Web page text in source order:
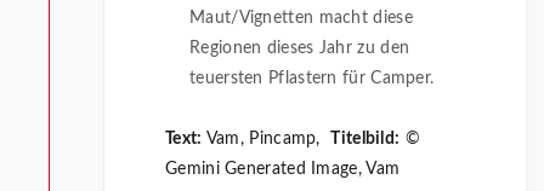
Maut/Vignetten macht diese
Regionen dieses Jahr zu den
teuersten Pflastern für Camper.
Text: Vam, Pincamp,Titelbild: ©
Gemini Generated Image, Vam